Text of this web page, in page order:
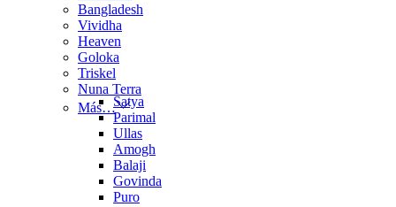
Bangladesh
Vividha
Heaven
Goloka
Triskel
Nuna Terra
Más…Satya
Parimal
Ullas
Amogh
Balaji
Govinda
Puro